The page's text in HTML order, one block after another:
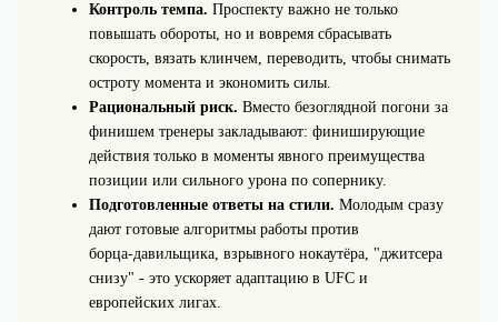
Контроль темпа. Проспекту важно не только
повышать обороты, но и вовремя сбрасывать
скорость, вязать клинчем, переводить, чтобы снимать
остроту момента и экономить силы.
Рациональный риск. Вместо безоглядной погони за
финишем тренеры закладывают: финиширующие
действия только в моменты явного преимущества
позиции или сильного урона по сопернику.
Подготовленные ответы на стили. Молодым сразу
дают готовые алгоритмы работы против
борца‑давильщика, взрывного нокаутёра, "джитсера
снизу" - это ускоряет адаптацию в UFC и
европейских лигах.